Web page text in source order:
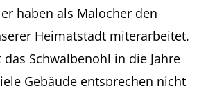
haben als Malocher den
Heimatstadt miterarbeitet.
Schwalbenohl in die Jahre
Gebäude entsprechen nicht